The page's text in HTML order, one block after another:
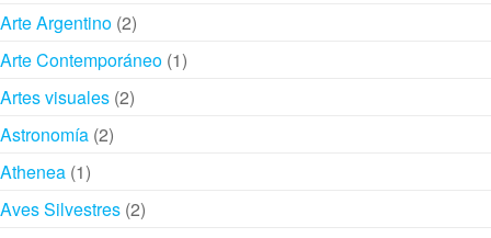
productos
Arte Argentino 22
productos
Arte Contemporáneo 11
Artes visuales 22
Astronomía 22
Athenea 11
producto
Aves Silvestres 22